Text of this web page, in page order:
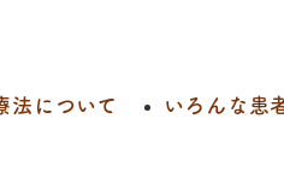
法について いろんな患